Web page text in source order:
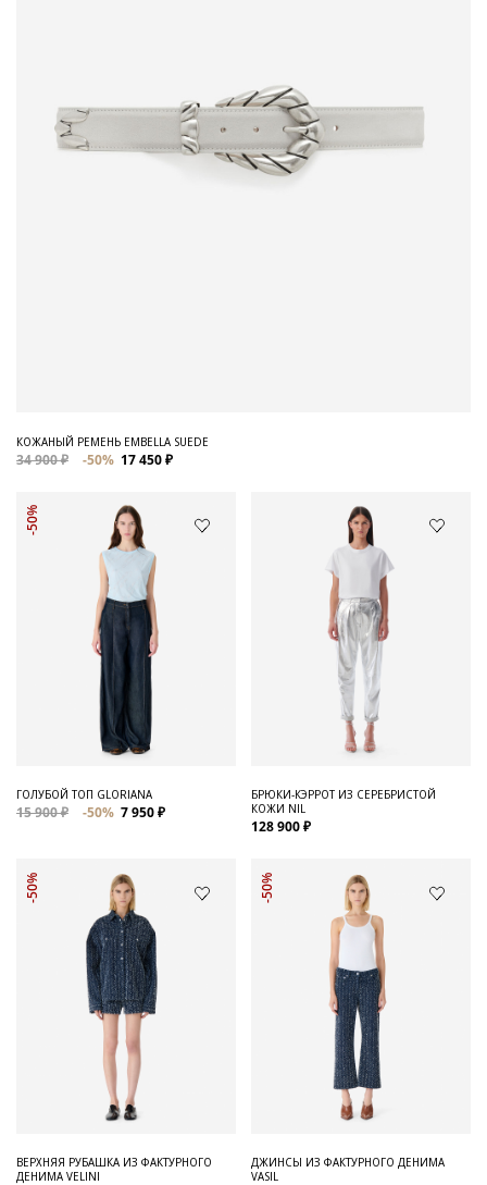
КОЖАНЫЙ РЕМЕНЬ EMBELLA SUEDE
34 900 ₽ -50% 17 450 ₽
-50%
ГОЛУБОЙ ТОП GLORIANA
15 900 ₽ -50% 7 950 ₽
БРЮКИ-КЭРРОТ ИЗ СЕРЕБРИСТОЙ
КОЖИ NIL
128 900 ₽
-50%
ВЕРХНЯЯ РУБАШКА ИЗ ФАКТУРНОГО
ДЕНИМА VELINI
-50%
ДЖИНСЫ ИЗ ФАКТУРНОГО ДЕНИМА
VASIL